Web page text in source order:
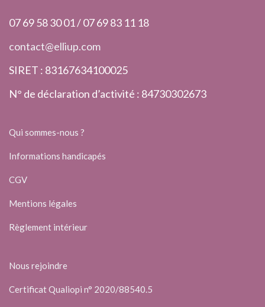
07 69 58 30 01 / 07 69 83 11 18
contact@elliup.com
SIRET : 83167634100025
N° de déclaration d’activité : 84730302673
Qui sommes-nous ?
Informations handicapés
CGV
Mentions légales
Règlement intérieur
Nous rejoindre
Certificat Qualiopi n° 2020/88540.5